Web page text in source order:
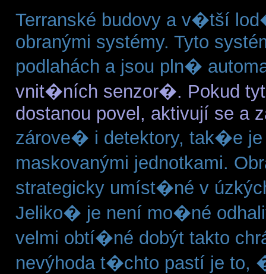
Terranské budovy a v�tší
obranými systémy. Tyto
podlahách a jsou pln�
vnit�ních senzor�. Pokud
dostanou povel, aktivují se a
zárove� i detektory, tak�e
maskovanými jednotkami.
strategicky umíst�né v
Jeliko� je není mo�né
velmi obtí�né dobýt takto
nevýhoda t�chto pastí je to,